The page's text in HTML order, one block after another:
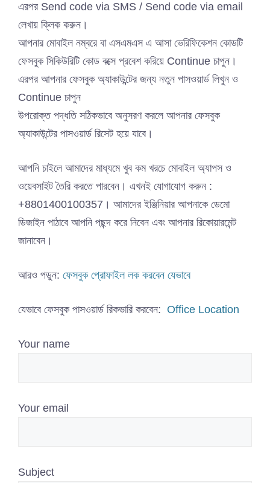
এরপর Send code via SMS / Send code via email
লেখায় ক্লিক করুন।
আপনার মোবাইল নম্বরে বা এসএমএস এ আসা ভেরিফিকেশন কোডটি
ফেসবুক সিকিউরিটি কোড বক্সে প্রবেশ করিয়ে Continue চাপুন।
এরপর আপনার ফেসবুক অ্যাকাউন্টের জন্য নতুন পাসওয়ার্ড লিখুন ও
Continue চাপুন
উপরোক্ত পদ্ধতি সঠিকভাবে অনুসরণ করলে আপনার ফেসবুক
অ্যাকাউন্টের পাসওয়ার্ড রিসেট হয়ে যাবে।
আপনি চাইলে আমাদের মাধ্যমে খুব কম খরচে মোবাইল অ্যাপস ও
ওয়েবসাইট তৈরি করতে পারবেন। এখনই যোগাযোগ করুন :
+8801400100357। আমাদের ইঞ্জিনিয়ার আপনাকে ডেমো
ডিজাইন পাঠাবে আপনি পছন্দ করে নিবেন এবং আপনার রিকোয়ারমেন্ট
জানাবেন।
আরও পড়ুন: ফেসবুক প্রোফাইল লক করবেন যেভাবে
যেভাবে ফেসবুক পাসওয়ার্ড রিকভারি করবেন: Office Location
Your name
Your email
Subject